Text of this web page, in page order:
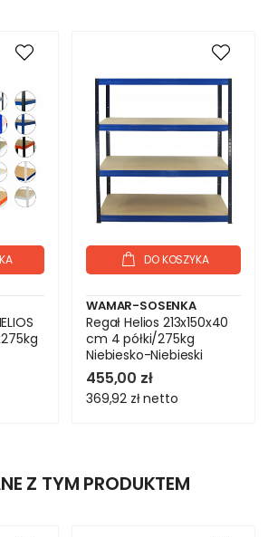
DO KOSZYKA
WAMAR-SOSENKA
Regał Helios 213x150x40
cm 4 półki/275kg
Niebiesko-Niebieski
455,00 zł
369,92 złnetto
Z TYM PRODUKTEM